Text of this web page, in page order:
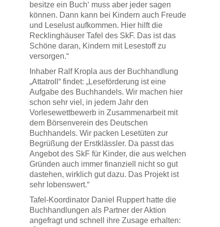
besitze ein Buch‘ muss aber jeder sagen
können. Dann kann bei Kindern auch Freude
und Leselust aufkommen. Hier hilft die
Recklinghäuser Tafel des SkF. Das ist das
Schöne daran, Kindern mit Lesestoff zu
versorgen.“
Inhaber Ralf Kropla aus der Buchhandlung
„Attatroll“ findet: „Leseförderung ist eine
Aufgabe des Buchhandels. Wir machen hier
schon sehr viel, in jedem Jahr den
Vorlesewettbewerb in Zusammenarbeit mit
dem Börsenverein des Deutschen
Buchhandels. Wir packen Lesetüten zur
Begrüßung der Erstklässler. Da passt das
Angebot des SkF für Kinder, die aus welchen
Gründen auch immer finanziell nicht so gut
dastehen, wirklich gut dazu. Das Projekt ist
sehr lobenswert.“
Tafel-Koordinator Daniel Ruppert hatte die
Buchhandlungen als Partner der Aktion
angefragt und schnell ihre Zusage erhalten: